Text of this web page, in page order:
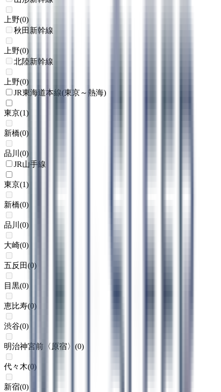
上野(0)
秋田新幹線
上野(0)
北陸新幹線
上野(0)
JR東海道本線(東京～熱海)
東京(1)
新橋(0)
品川 (0)
JR山手線
東京(1)
新橋(0)
品川 (0)
大崎(0)
五反田(0)
目黒(0)
恵比寿(0)
渋谷(0)
明治神宮前〈原宿〉 (0)
代々木(0)
新宿(0)